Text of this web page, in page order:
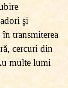
şi
transmiterea
cercuri din
multe lumi